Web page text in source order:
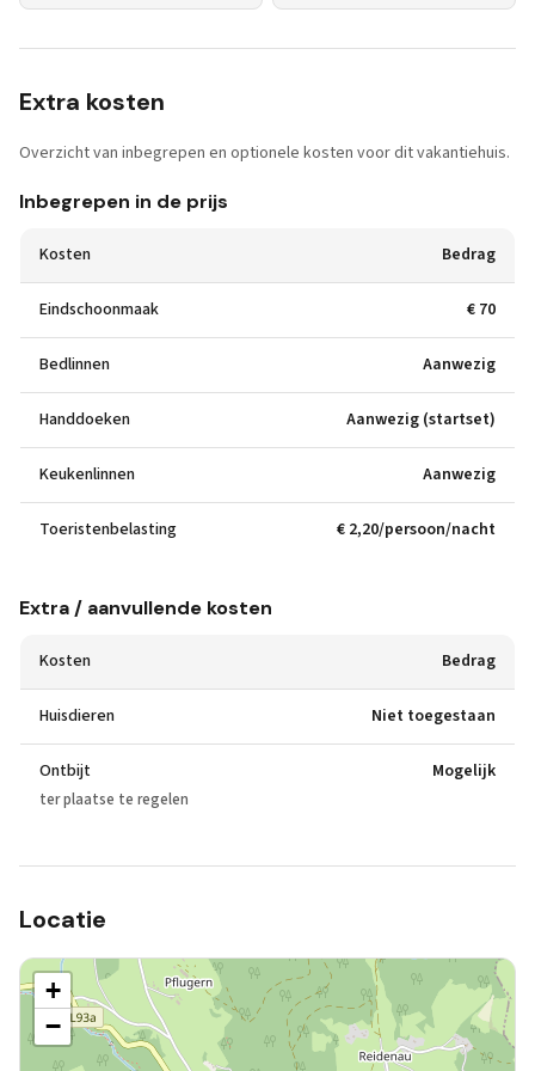
Extra kosten
Overzicht van inbegrepen en optionele kosten voor dit vakantiehuis.
Inbegrepen in de prijs
Kosten Bedrag
Eindschoonmaak € 70
Bedlinnen Aanwezig
Handdoeken Aanwezig (startset)
Keukenlinnen Aanwezig
Toeristenbelasting € 2,20/persoon/nacht
Extra / aanvullende kosten
Kosten Bedrag
Huisdieren Niet toegestaan
Ontbijt
ter plaatse te regelen
Mogelijk
Locatie
+
−